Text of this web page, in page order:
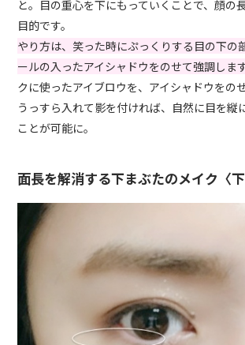
と。目の重心を下にもっていくことで、顔の
目的です。
やり方は、笑った時にぷっくりする目の下の
ールの入ったアイシャドウをのせて強調します
クに使ったアイブロウを、アイシャドウをの
うっすら入れて影を付ければ、自然に目を縦
ことが可能に。
面長を解消する下まぶたのメイク〈下